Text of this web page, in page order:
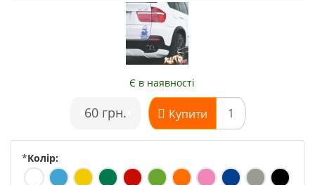
Є в наявності
60 грн. Купити
*Колір: